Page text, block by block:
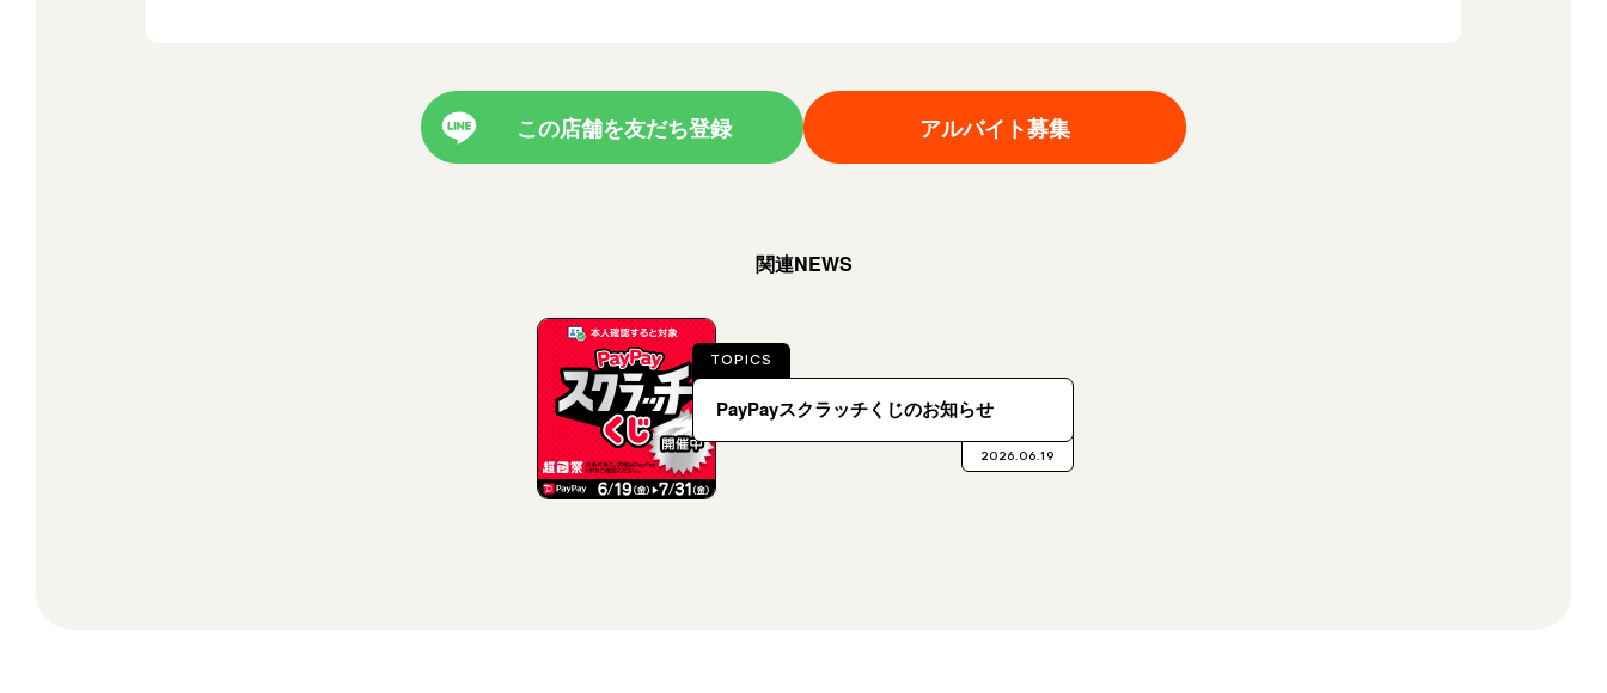
この店舗を友だち登録 アルバイト募集
関連NEWS
TOPICS
2026.06.19
PayPayスクラッチくじのお知らせ